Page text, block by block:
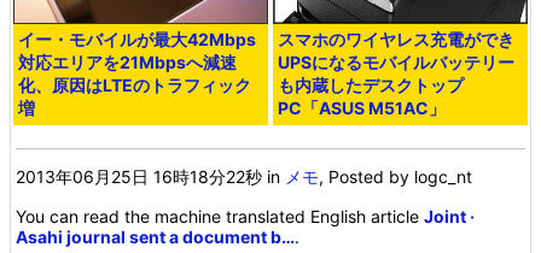
イー・モバイルが最大42Mbps
対応エリアを21Mbpsへ減速
化、原因はLTEのトラフィック
増
スマホのワイヤレス充電ができ
UPSになるモバイルバッテリー
も内蔵したデスクトップ
PC「ASUS M51AC」
2013年06月25日 16時18分22秒 in メモ, Posted by logc_nt
You can read the machine translated English articleJoint ·
Asahi journal sent a document b….